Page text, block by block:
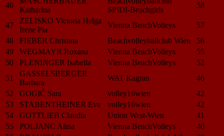
46
Katharina
SPIDI-Beachgirls
58
47
ZELISKO Victoria Helga
Irene Pia
Vienna BeachVolleys
57
48
FIEBER Christina Beachvolleyballclub Wien
56
49
WEGMAYR Roxana Vienna BeachVolleys
55
50
PLENINGER Isabella Vienna BeachVolleys
52
51
GASSELSBERGER
Barbara
WAT Kagran
46
52
GOGIĆ Sara volley16wien
42
53
STABENTHEINER Eva volley16wien
42
54
GOTTLIEB Claudia Union West-Wien
41
55
POLJANC Alina Vienna BeachVolleys
40